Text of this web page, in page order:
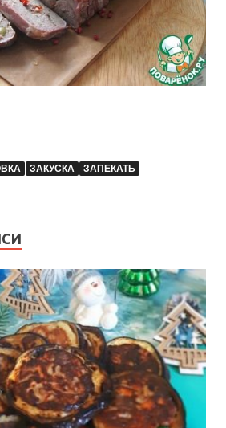
ЗАКУСКА
ЗАПЕКАТЬ